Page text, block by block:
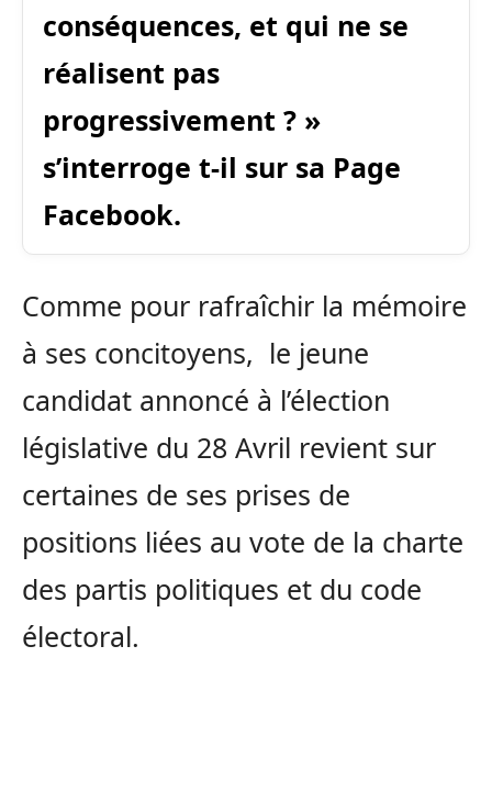
conséquences, et qui ne se
réalisent pas
progressivement ? »
s’interroge t-il sur sa Page
Facebook.
Comme pour rafraîchir la mémoire
à ses concitoyens, le jeune
candidat annoncé à l’élection
législative du 28 Avril revient sur
certaines de ses prises de
positions liées au vote de la charte
des partis politiques et du code
électoral.